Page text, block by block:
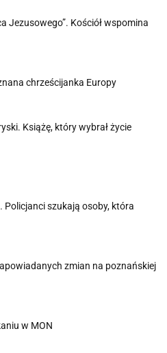
Jezusowego”. Kościół wspomina
chrześcijanka Europy
Książę, który wybrał życie
szukają osoby, która
zmian na poznańskiej
w MON